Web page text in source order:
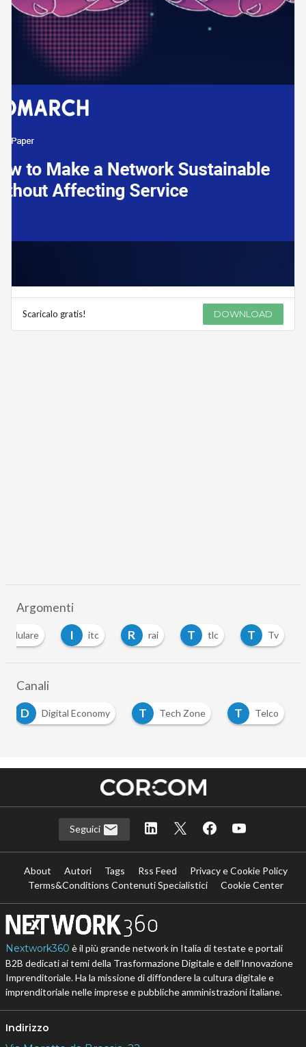
Scaricalo gratis! DOWNLOAD
Argomenti
cellulare I itc R rai T tlc T Tv
Canali
D
Digital Economy T Tech Zone T Telco
Seguici
About Autori Tags Rss Feed
Privacy e Cookie Policy
Terms&Conditions Contenuti Specialistici
Cookie Center
Nextwork360 è il più grande network in Italia di testate e portali
B2B dedicati ai temi della Trasformazione Digitale e dell’Innovazione
Imprenditoriale. Ha la missione di diffondere la cultura digitale e
imprenditoriale nelle imprese e pubbliche amministrazioni italiane.
Indirizzo